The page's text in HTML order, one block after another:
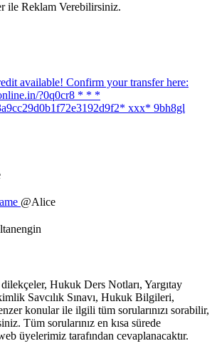
ile Reklam Verebilirsiniz.
available! Confirm your transfer here:
?0q0cr8 * * *
ххх* 9bh8gl
@Alice
Hukuk Ders Notları, Yargıtay
Savcılık Sınavı, Hukuk Bilgileri,
konular ile ilgili tüm sorularınızı sorabilir,
Tüm sorularınız en kısa sürede
üyelerimiz tarafından cevaplanacaktır.